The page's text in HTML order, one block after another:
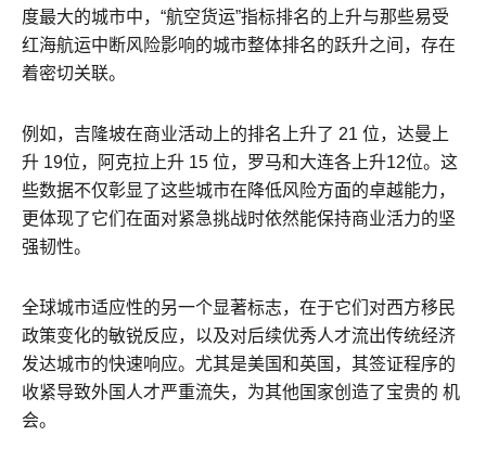
度最大的城市中，“航空货运”指标排名的上升与那些易受
红海航运中断风险影响的城市整体排名的跃升之间，存在
着密切关联。
例如，吉隆坡在商业活动上的排名上升了 21 位，达曼上
升 19位，阿克拉上升 15 位，罗马和大连各上升12位。这
些数据不仅彰显了这些城市在降低风险方面的卓越能力，
更体现了它们在面对紧急挑战时依然能保持商业活力的坚
强韧性。
全球城市适应性的另一个显著标志，在于它们对西方移民
政策变化的敏锐反应，以及对后续优秀人才流出传统经济
发达城市的快速响应。尤其是美国和英国，其签证程序的
收紧导致外国人才严重流失，为其他国家创造了宝贵的 机
会。